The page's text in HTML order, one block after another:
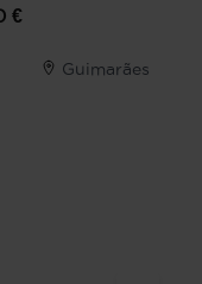
€
Guimarães